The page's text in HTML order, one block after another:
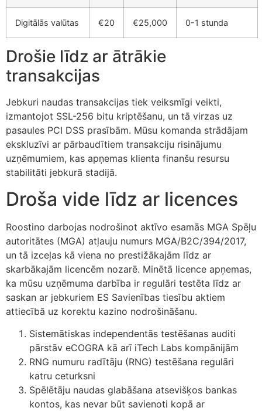
panel
panel
panel
panel
panel
panel
panel
panel
Panel
Panel
Panel
Panel
Panel
Panel
Panel
Panel
Digitālās valūtas €20 €25,000 0-1 stunda
Drošie līdz ar ātrākie
transakcijas
Jebkuri naudas transakcijas tiek veiksmīgi veikti,
izmantojot SSL-256 bitu kriptēšanu, un tā virzas uz
pasaules PCI DSS prasībām. Mūsu komanda strādājam
ekskluzīvi ar pārbaudītiem transakciju risinājumu
uzņēmumiem, kas apņemas klienta finanšu resursu
stabilitāti jebkurā stadijā.
Droša vide līdz ar licences
Roostino darbojas nodrošinot aktīvo esamās MGA Spēļu
autoritātes (MGA) atļauju numurs MGA/B2C/394/2017,
un tā izceļas kā viena no prestižākajām līdz ar
skarbākajām licencēm nozarē. Minētā licence apņemas,
ka mūsu uzņēmuma darbība ir regulāri testēta līdz ar
saskan ar jebkuriem ES Savienības tiesību aktiem
attiecībā uz korektu kazino nodrošināšanu.
Sistemātiskas independentās testēšanas auditi
pārstāv eCOGRA kā arī iTech Labs kompānijām
RNG numuru radītāju (RNG) testēšana regulāri
katru ceturksni
Spēlētāju naudas glabāšana atsevišķos bankas
kontos, kas nevar būt savienoti kopā ar